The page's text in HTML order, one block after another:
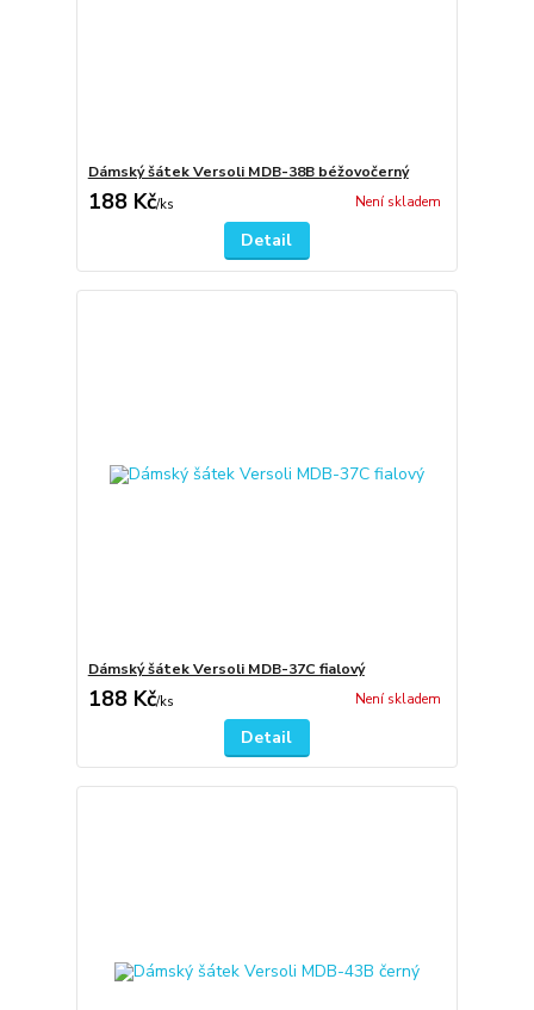
Dámský šátek Versoli MDB-38B béžovočerný
188 Kč/ks Není skladem
Detail
Dámský šátek Versoli MDB-37C fialový
188 Kč/ks Není skladem
Detail